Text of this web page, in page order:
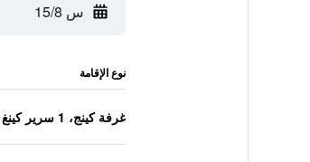
س 15/8
نوع الإقامة
غرفة كينج، 1 سرير كينغ